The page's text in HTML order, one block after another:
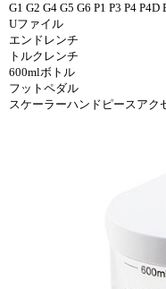
G1 G2 G4 G5 G6 P1 P3 P4
Uファイル
エンドレンチ
トルクレンチ
600mlボトル
フットペダル
スケーラーハンドピースアク